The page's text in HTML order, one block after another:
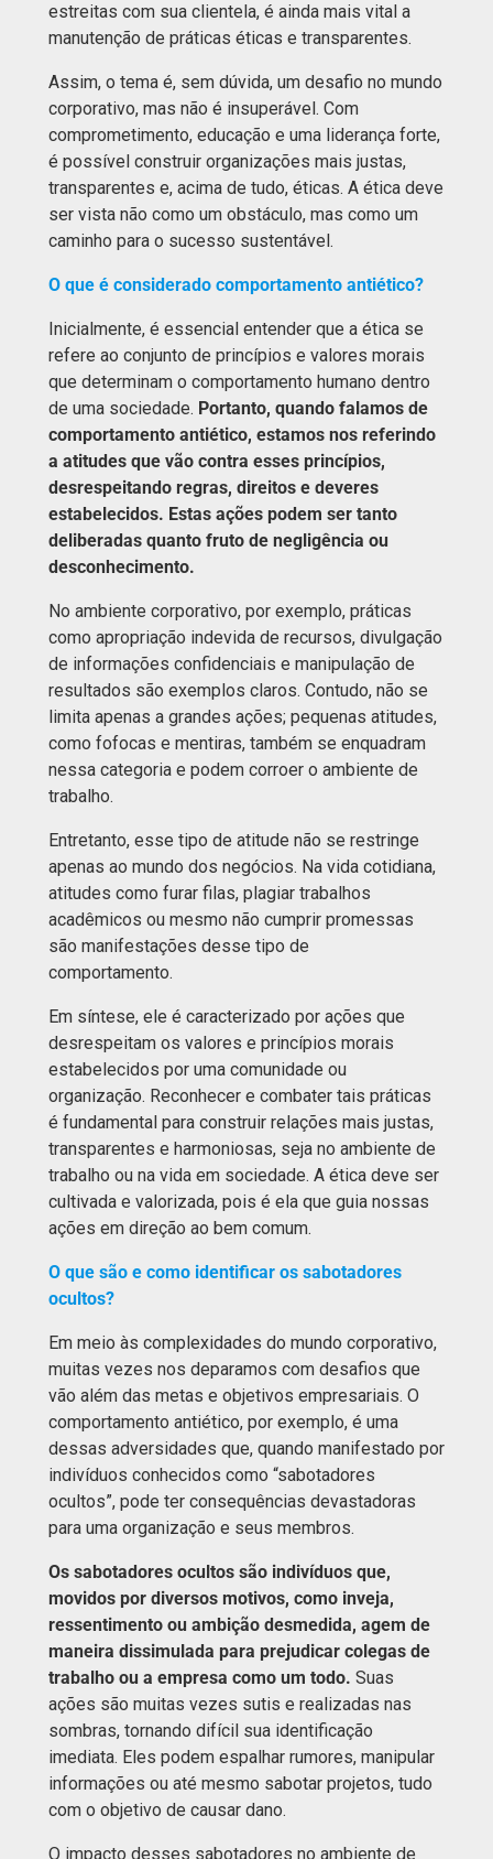
estreitas com sua clientela, é ainda mais vital a
manutenção de práticas éticas e transparentes.
Assim, o tema é, sem dúvida, um desafio no mundo
corporativo, mas não é insuperável. Com
comprometimento, educação e uma liderança forte,
é possível construir organizações mais justas,
transparentes e, acima de tudo, éticas. A ética deve
ser vista não como um obstáculo, mas como um
caminho para o sucesso sustentável.
O que é considerado comportamento antiético?
Inicialmente, é essencial entender que a ética se
refere ao conjunto de princípios e valores morais
que determinam o comportamento humano dentro
de uma sociedade. Portanto, quando falamos de
comportamento antiético, estamos nos referindo
a atitudes que vão contra esses princípios,
desrespeitando regras, direitos e deveres
estabelecidos. Estas ações podem ser tanto
deliberadas quanto fruto de negligência ou
desconhecimento.
No ambiente corporativo, por exemplo, práticas
como apropriação indevida de recursos, divulgação
de informações confidenciais e manipulação de
resultados são exemplos claros. Contudo, não se
limita apenas a grandes ações; pequenas atitudes,
como fofocas e mentiras, também se enquadram
nessa categoria e podem corroer o ambiente de
trabalho.
Entretanto, esse tipo de atitude não se restringe
apenas ao mundo dos negócios. Na vida cotidiana,
atitudes como furar filas, plagiar trabalhos
acadêmicos ou mesmo não cumprir promessas
são manifestações desse tipo de
comportamento.
Em síntese, ele é caracterizado por ações que
desrespeitam os valores e princípios morais
estabelecidos por uma comunidade ou
organização. Reconhecer e combater tais práticas
é fundamental para construir relações mais justas,
transparentes e harmoniosas, seja no ambiente de
trabalho ou na vida em sociedade. A ética deve ser
cultivada e valorizada, pois é ela que guia nossas
ações em direção ao bem comum.
O que são e como identificar os sabotadores
ocultos?
Em meio às complexidades do mundo corporativo,
muitas vezes nos deparamos com desafios que
vão além das metas e objetivos empresariais. O
comportamento antiético, por exemplo, é uma
dessas adversidades que, quando manifestado por
indivíduos conhecidos como “sabotadores
ocultos”, pode ter consequências devastadoras
para uma organização e seus membros.
Os sabotadores ocultos são indivíduos que,
movidos por diversos motivos, como inveja,
ressentimento ou ambição desmedida, agem de
maneira dissimulada para prejudicar colegas de
trabalho ou a empresa como um todo. Suas
ações são muitas vezes sutis e realizadas nas
sombras, tornando difícil sua identificação
imediata. Eles podem espalhar rumores, manipular
informações ou até mesmo sabotar projetos, tudo
com o objetivo de causar dano.
O impacto desses sabotadores no ambiente de